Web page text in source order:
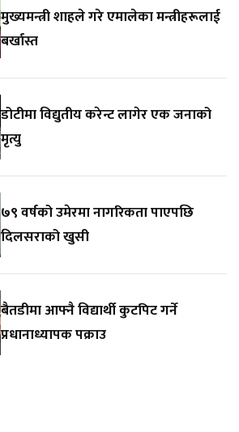
मुख्यमन्त्री शाहले गरे एमालेका मन्त्रीहरूलाई
बर्खास्त
डोटीमा विद्युतीय करेन्ट लागेर एक जनाको
मृत्यु
७९ वर्षको उमेरमा नागरिकता पाएपछि
दिलसराको खुसी
बैतडीमा आफ्नै विद्यार्थी कुटपिट गर्ने
प्रधानाध्यापक पक्राउ